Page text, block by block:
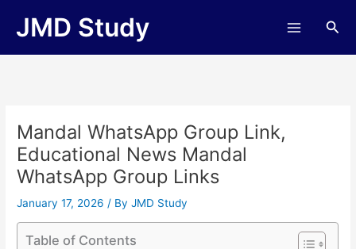
JMD Study
Mandal WhatsApp Group Link,
Educational News Mandal
WhatsApp Group Links
January 17, 2026/ ByJMD Study
Table of Contents